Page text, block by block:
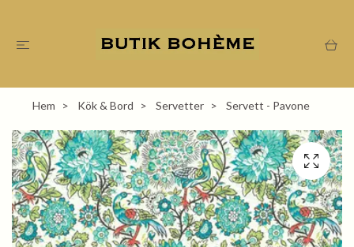
Hem Kök & Bord Servetter Servett - Pavone